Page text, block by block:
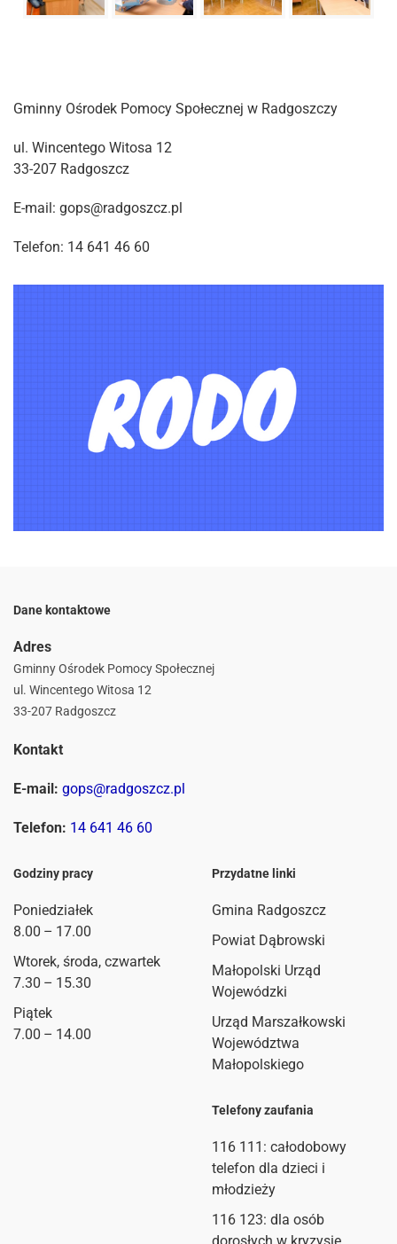
Gminny Ośrodek Pomocy Społecznej w Radgoszczy
ul. Wincentego Witosa 12
33-207 Radgoszcz
E-mail: gops@radgoszcz.pl
Telefon: 14 641 46 60
Dane kontaktowe
Adres
Gminny Ośrodek Pomocy Społecznej
ul. Wincentego Witosa 12
33-207 Radgoszcz
Kontakt
E-mail: gops@radgoszcz.pl
Telefon: 14 641 46 60
Godziny pracy
Poniedziałek
8.00 – 17.00
Wtorek, środa, czwartek
7.30 – 15.30
Piątek
7.00 – 14.00
Przydatne linki
Gmina Radgoszcz
Powiat Dąbrowski
Małopolski Urząd
Wojewódzki
Urząd Marszałkowski
Województwa
Małopolskiego
Telefony zaufania
116 111 : całodobowy
telefon dla dzieci i
młodzieży
116 123: dla osób